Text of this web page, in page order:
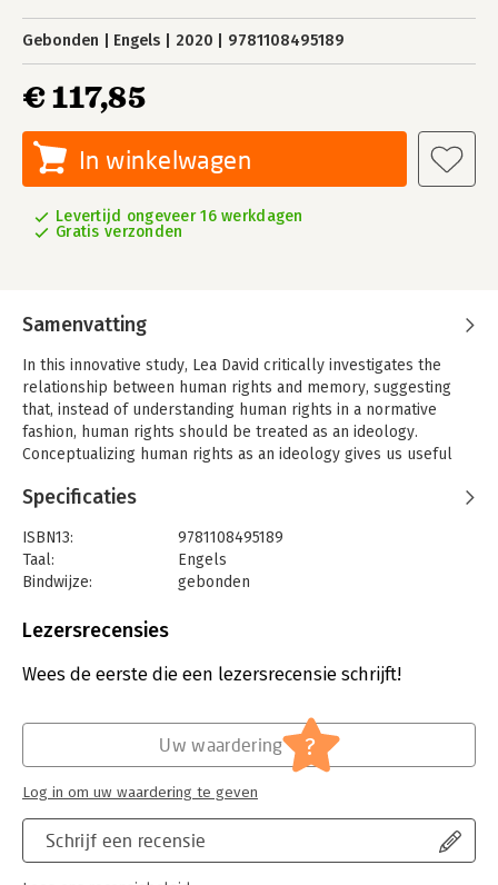
Gebonden Engels 2020 9781108495189
€ 117,85
In winkelwagen
Levertijd ongeveer 16 werkdagen
Gratis verzonden
Samenvatting
In this innovative study, Lea David critically investigates the
relationship between human rights and memory, suggesting
that, instead of understanding human rights in a normative
fashion, human rights should be treated as an ideology.
Conceptualizing human rights as an ideology gives us useful
impact human rights has on the ground. David traces the rise of
memorialization agenda, termed 'Moral Remembrance', and
explores what happens once this agenda becomes
implemented. Based on evidence from the Western Balkans
memorialization agenda does not lead to a better appreciation
merely serves to strengthen national sentiments, divisions and
societal inequalities that are closely connected to different
forms of corruptions.
Specificaties
ISBN13:
9781108495189
Taal:
Engels
Bindwijze:
gebonden
Uitgever:
Lezersrecensies
Wees de eerste die een lezersrecensie schrijft!
Schrijf een recensie
Uw waardering ?
Log in om uw waardering te geven